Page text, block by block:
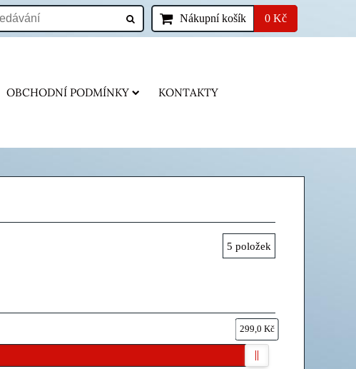
Nákupní košík 0 Kč
OBCHODNÍ PODMÍNKY KONTAKTY
5 položek
299,0 Kč